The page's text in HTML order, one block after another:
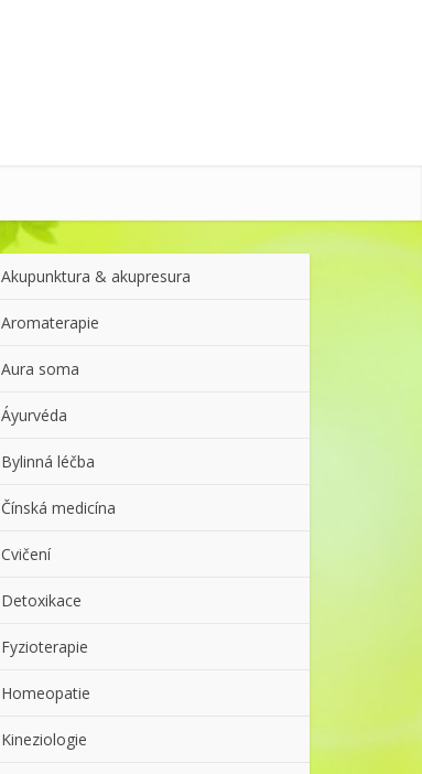
Akupunktura & akupresura
Aromaterapie
Aura soma
Áyurvéda
Bylinná léčba
Čínská medicína
Cvičení
Detoxikace
Fyzioterapie
Homeopatie
Kineziologie